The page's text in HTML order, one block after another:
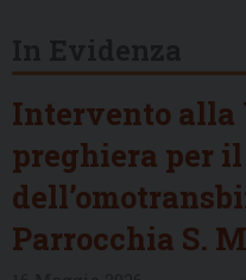
Intervento alla
preghiera per
Parrocchia S.